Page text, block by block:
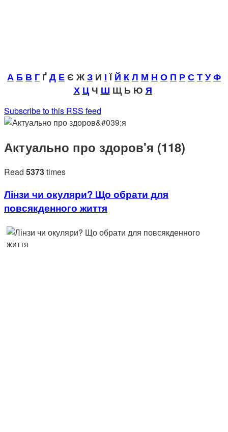
А Б В Г ҐД ЕЄ ЖЗ И ІЇЙ КЛ М Н О П РСТУФ
Х ЦЧ Ш Щ Ь Ю Я
Subscribe to this RSS feed
Актуально про здоров'я (118)
Read 5373times
Лінзи чи окуляри? Що обрати для
повсякденного життя